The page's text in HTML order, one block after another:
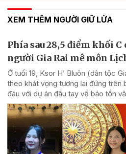
XEM THÊM NGƯỜI GIỮ LỬA
Phía sau 28,5 điểm khối
người Gia Rai mê môn
Ở tuổi 19, Ksor H’ Bluôn (dân tộc
theo khát vọng tương lai đứng trên
đáu với dự án đầu tay về bảo tồn